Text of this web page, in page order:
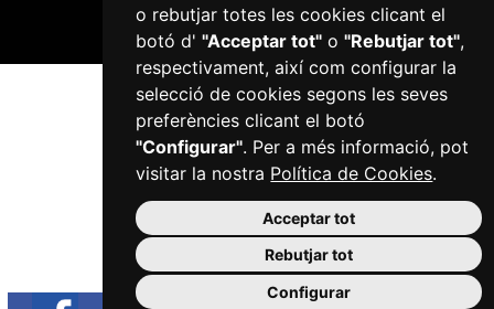
o rebutjar totes les cookies clicant el
botó d'"Acceptar tot" o"Rebutjar tot",
respectivament, així com configurar la
selecció de cookies segons les seves
preferències clicant el botó
"Configurar". Per a més informació, pot
visitar la nostra Política de Cookies.
Acceptar tot
Rebutjar tot
Configurar